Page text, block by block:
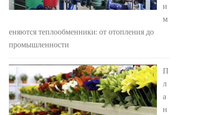
и
м
еняются теплообменники: от отопления до
промышленности
П
л
а
н